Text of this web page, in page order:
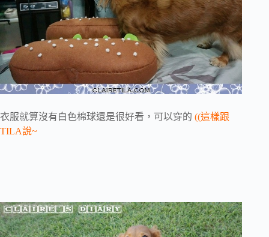
衣服就算沒有白色棉球還是很好看，可以穿的 ((這樣跟
TILA說~